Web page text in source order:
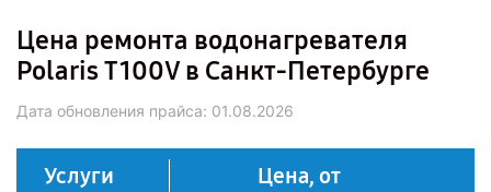
Цена ремонта водонагревателя
Polaris T 100V в Санкт-Петербурге
Дата обновления прайса: 01.08.2026
Услуги Цена, от